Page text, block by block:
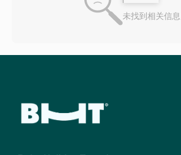
未找到相关信息